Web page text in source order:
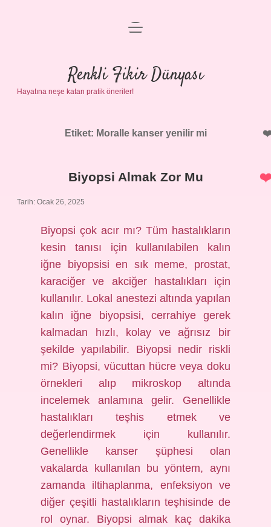
Anasayfa
Gizlilik Politikası
Yasal Uyarı
menüyü
Renkli Fikir Dünyası
Hayatına neşe katan pratik öneriler!
Etiket: Moralle kanser yenilir mi
Biyopsi Almak Zor Mu
Tarih: Ocak 26, 2025
Biyopsi çok acır mı? Tüm hastalıkların
kesin tanısı için kullanılabilen kalın
iğne biyopsisi en sık meme, prostat,
karaciğer ve akciğer hastalıkları için
kullanılır. Lokal anestezi altında yapılan
kalın iğne biyopsisi, cerrahiye gerek
kalmadan hızlı, kolay ve ağrısız bir
şekilde yapılabilir. Biyopsi nedir riskli
mi? Biyopsi, vücuttan hücre veya doku
örnekleri alıp mikroskop altında
incelemek anlamına gelir. Genellikle
hastalıkları teşhis etmek ve
değerlendirmek için kullanılır.
Genellikle kanser şüphesi olan
vakalarda kullanılan bu yöntem, aynı
zamanda iltihaplanma, enfeksiyon ve
diğer çeşitli hastalıkların teşhisinde de
rol oynar. Biyopsi almak kaç dakika